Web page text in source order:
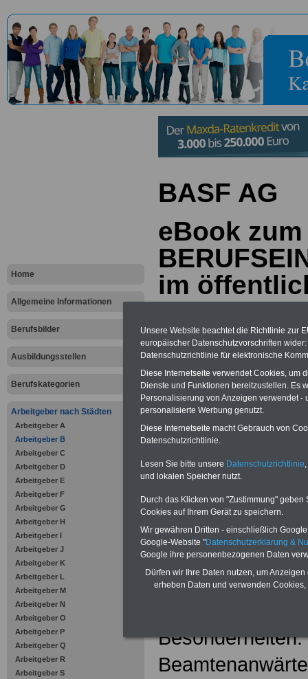
Home
Allgemeine Informationen
Berufsbilder
Ausbildungsstellen
Berufskategorien
Arbeitgeber nach Städten
Arbeitgeber A
Arbeitgeber B
Arbeitgeber C
Arbeitgeber D
Arbeitgeber E
Arbeitgeber F
Arbeitgeber G
Arbeitgeber H
Arbeitgeber I
Arbeitgeber J
Arbeitgeber K
Arbeitgeber L
Arbeitgeber M
Arbeitgeber N
Arbeitgeber O
Arbeitgeber P
Arbeitgeber Q
Arbeitgeber R
Arbeitgeber S
BASF AG
eBook zum
im
Dienst
Das eBook
im öffentlichen
richtet sich an
öffentlichen
gleichermaßen
Praktikanten,
und
gesamte
Grundlage und
Schließlich
Unsere Website beachtet die Richtlinie zur
europäischer Datenschutzvorschriften
Datenschutzrichtlinie für elektronische
Diese Internetseite verwendet Cookies, um
Dienste und Funktionen bereitzustellen. Es
Personalisierung von Anzeigen verwendet
personalisierte Werbung genutzt.
Diese Internetseite macht Gebrauch von
Datenschutzrichtlinie.
Lesen Sie bitte unsere Datenschutzrichtlinie
und lokalen Speicher nutzt.
Durch das Klicken von "Zustimmung"
Cookies auf Ihrem Gerät zu speichern.
Wir gewähren Dritten - einschließlich
Google-Website "Datenschutzerklärung &
Google ihre personenbezogenen Daten
Dürfen wir Ihre Daten nutzen, um
erheben Daten und verwenden